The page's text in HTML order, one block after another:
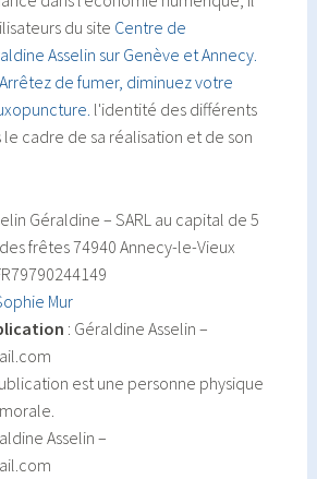
du site Centre de
Asselin sur Genève et Annecy.
de fumer, diminuez votre
l'identité des différents
cadre de sa réalisation et de son
Géraldine – SARL au capital de 5
frêtes 74940 Annecy-le-Vieux
Mur
: Géraldine Asselin –
est une personne physique
Asselin –